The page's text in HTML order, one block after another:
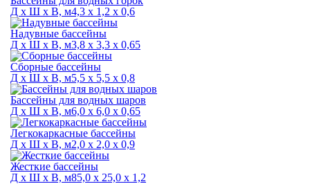
Д х Ш х В, м4,3 х 1,2 х 0,6
Надувные бассейны
Д х Ш х В, м3,8 х 3,3 х 0,65
Сборные бассейны
Д х Ш х В, м5,5 х 5,5 х 0,8
Бассейны для водных шаров
Д х Ш х В, м6,0 х 6,0 х 0,65
Легкокаркасные бассейны
Д х Ш х В, м2,0 х 2,0 х 0,9
Жесткие бассейны
Д х Ш х В, м85,0 х 25,0 х 1,2